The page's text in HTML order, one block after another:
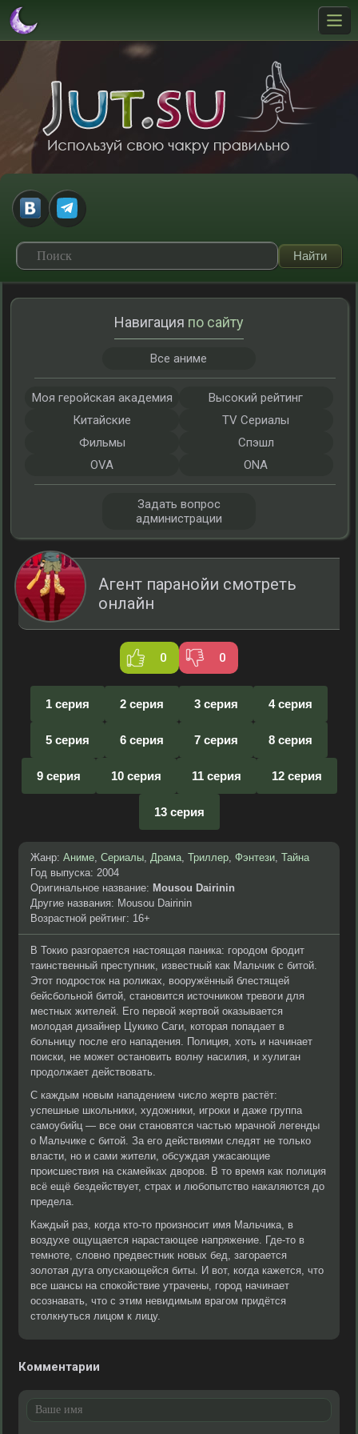
Агент паранойи смотреть
онлайн
0 0
1 серия 2 серия 3 серия 4 серия
5 серия 6 серия 7 серия 8 серия
9 серия 10 серия 11 серия 12 серия
13 серия
Жанр: Аниме, Сериалы, Драма, Триллер, Фэнтези, Тайна
Год выпуска: 2004
Оригинальное название: Mousou Dairinin
Другие названия: Mousou Dairinin
Возрастной рейтинг: 16+
В Токио разгорается настоящая паника: городом бродит
таинственный преступник, известный как Мальчик с битой.
Этот подросток на роликах, вооружённый блестящей
бейсбольной битой, становится источником тревоги для
местных жителей. Его первой жертвой оказывается
молодая дизайнер Цукико Саги, которая попадает в
больницу после его нападения. Полиция, хоть и начинает
поиски, не может остановить волну насилия, и хулиган
продолжает действовать.
С каждым новым нападением число жертв растёт:
успешные школьники, художники, игроки и даже группа
самоубийц — все они становятся частью мрачной легенды
о Мальчике с битой. За его действиями следят не только
власти, но и сами жители, обсуждая ужасающие
происшествия на скамейках дворов. В то время как полиция
всё ещё бездействует, страх и любопытство накаляются до
предела.
Каждый раз, когда кто-то произносит имя Мальчика, в
воздухе ощущается нарастающее напряжение. Где-то в
темноте, словно предвестник новых бед, загорается
золотая дуга опускающейся биты. И вот, когда кажется, что
все шансы на спокойствие утрачены, город начинает
осознавать, что с этим невидимым врагом придётся
столкнуться лицом к лицу.
Комментарии
Навигация по сайту
Все аниме
Моя геройская академия
Высокий рейтинг
Китайские
TV Сериалы
Фильмы
Спэшл
OVA
ONA
Задать вопрос
администрации